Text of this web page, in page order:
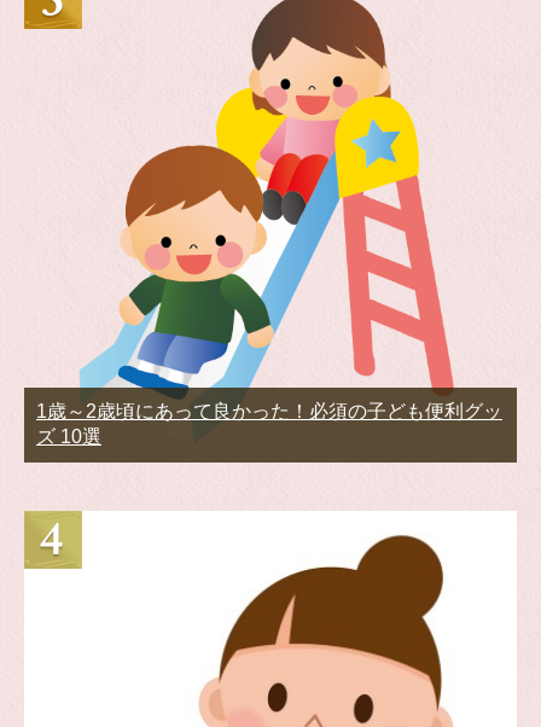
1歳～2歳頃にあって良かった！必須の子ども便利グッ
ズ 10選